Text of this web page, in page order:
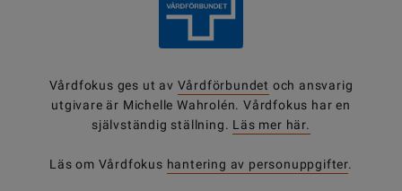
Vårdfokus ges ut av Vårdförbundet och ansvarig
utgivare är Michelle Wahrolén. Vårdfokus har en
självständig ställning. Läs mer här.
Läs om Vårdfokus hantering av personuppgifter.